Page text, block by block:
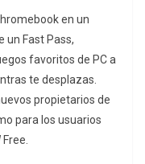
en un
un Fast Pass,
favoritos de PC a
te desplazas.
propietarios de
para los usuarios